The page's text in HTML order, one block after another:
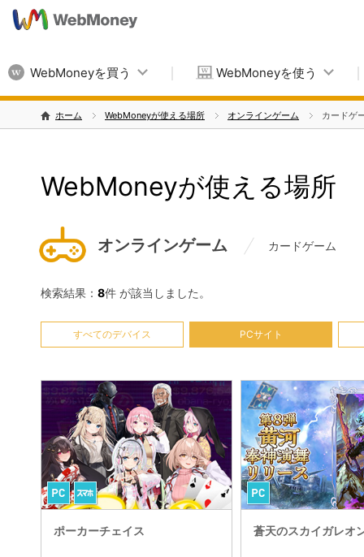
WebMoneyを買う WebMoneyを使う
ホーム WebMoneyが使える場所 オンラインゲーム カードゲ
WebMoneyが使える場所
オンラインゲーム カードゲーム
検索結果： 8件 が該当しました。
すべてのデバイス PCサイト
ポーカーチェイス 蒼天のスカイガレオ